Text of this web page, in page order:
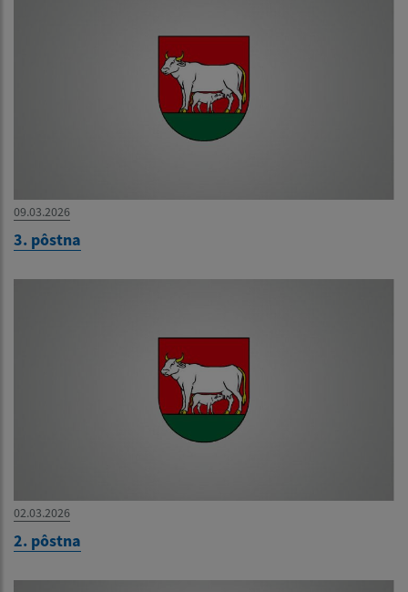
09.03.2026
3. pôstna
02.03.2026
2. pôstna